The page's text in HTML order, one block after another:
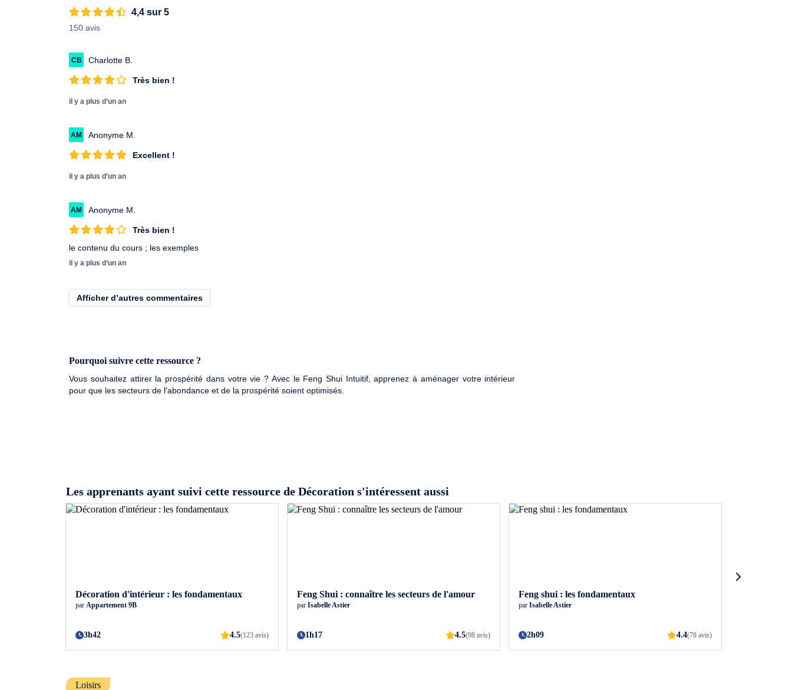
4,4 sur 5
150 avis
CB Charlotte B.
Très bien !
il y a plus d’un an
AM Anonyme M.
Excellent !
il y a plus d’un an
AM Anonyme M.
Très bien !
le contenu du cours ; les exemples
il y a plus d’un an
Afficher d’autres commentaires
Pourquoi suivre cette ressource ?
Vous souhaitez attirer la prospérité dans votre vie ? Avec le Feng Shui Intuitif, apprenez à aménager votre intérieur
pour que les secteurs de l'abondance et de la prospérité soient optimisés.
Les apprenants ayant suivi cette ressource de Décoration s'intéressent aussi
Décoration d'intérieur : les fondamentaux
par Appartement 9B
3h42 4.5(123 avis)
Feng Shui : connaître les secteurs de l'amour
par Isabelle Astier
1h17 4.5(98 avis)
Feng shui : les fondamentaux
par Isabelle Astier
2h09 4.4(78 avis)
Loisirs